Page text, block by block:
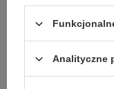
Treść twojej opinii
Analityczne